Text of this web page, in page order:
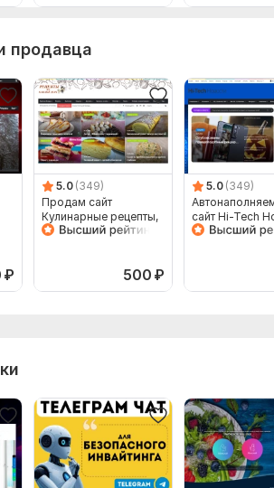
продавца
₽
5.0 (349)
Продам сайт
Кулинарные рецепты,
Автонаполняемый на
500 ₽
5.0 (349)
сайт Hi-Tech
гаджетов, СМИ